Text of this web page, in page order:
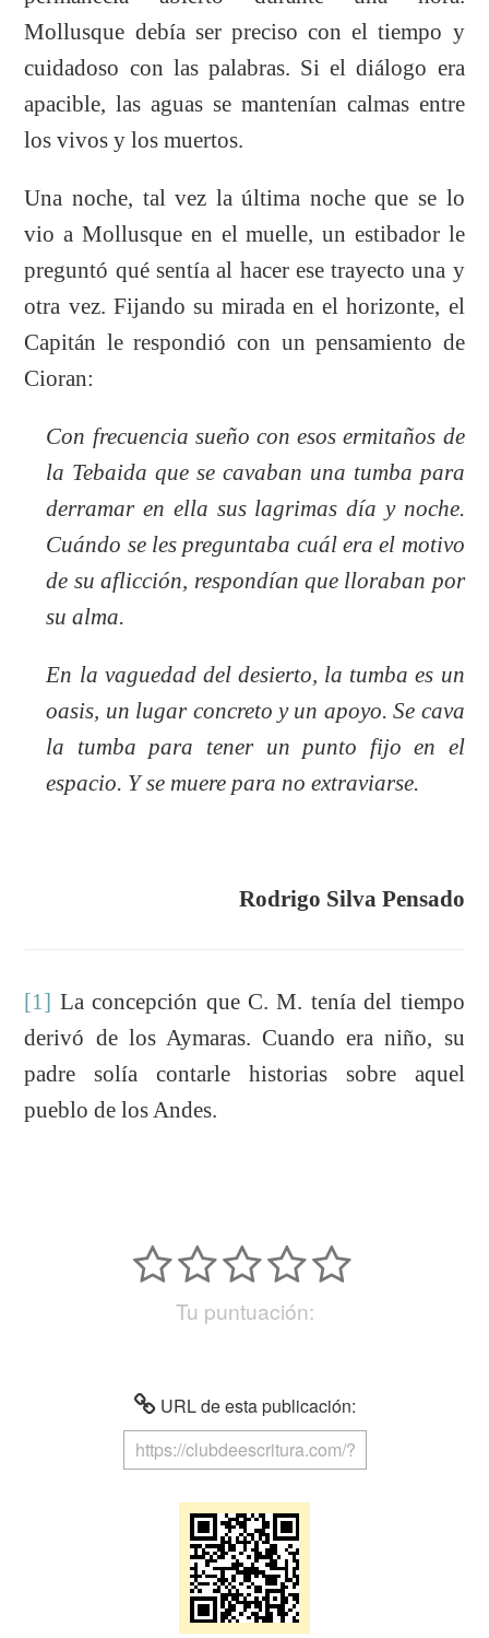
Mollusque debía ser preciso con el tiempo y
cuidadoso con las palabras. Si el diálogo era
apacible, las aguas se mantenían calmas entre
los vivos y los muertos.
Una noche, tal vez la última noche que se lo
vio a Mollusque en el muelle, un estibador le
preguntó qué sentía al hacer ese trayecto una y
otra vez. Fijando su mirada en el horizonte, el
Capitán le respondió con un pensamiento de
Cioran:
Con frecuencia sueño con esos ermitaños de
la Tebaida que se cavaban una tumba para
derramar en ella sus lagrimas día y noche.
Cuándo se les preguntaba cuál era el motivo
de su aflicción, respondían que lloraban por
su alma.
En la vaguedad del desierto, la tumba es un
oasis, un lugar concreto y un apoyo. Se cava
la tumba para tener un punto fijo en el
espacio. Y se muere para no extraviarse.
Rodrigo Silva Pensado
[1] La concepción que C. M. tenía del tiempo
derivó de los Aymaras. Cuando era niño, su
padre solía contarle historias sobre aquel
pueblo de los Andes.
Tu puntuación:
URL de esta publicación: